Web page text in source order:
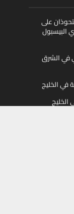
على
البيسبول
في الشرق
الخليج